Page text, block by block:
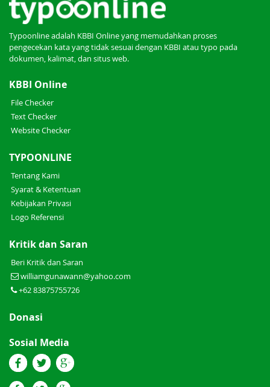
Typoonline adalah KBBI Online yang memudahkan proses
pengecekan kata yang tidak sesuai dengan KBBI atau typo pada
dokumen, kalimat, dan situs web.
KBBI Online
File Checker
Text Checker
Website Checker
TYPOONLINE
Tentang Kami
Syarat & Ketentuan
Kebijakan Privasi
Logo Referensi
Kritik dan Saran
Beri Kritik dan Saran
williamgunawann@yahoo.com
+62 83875755726
Donasi
Sosial Media